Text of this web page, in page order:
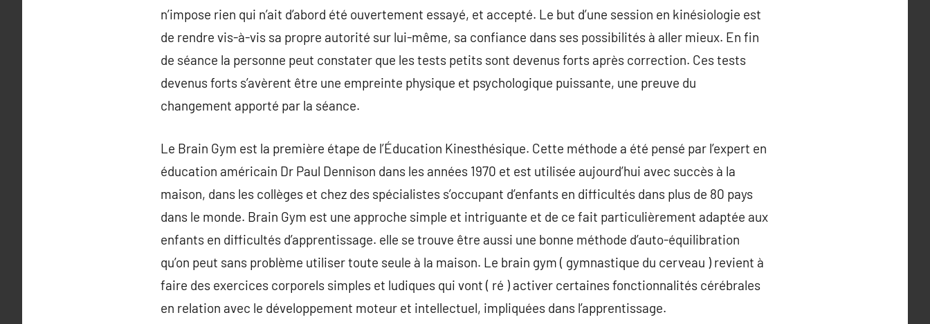
n’impose rien qui n’ait d’abord été ouvertement essayé, et accepté. Le but d’une session en kinésiologie est
de rendre vis-à-vis sa propre autorité sur lui-même, sa confiance dans ses possibilités à aller mieux. En fin
de séance la personne peut constater que les tests petits sont devenus forts après correction. Ces tests
devenus forts s’avèrent être une empreinte physique et psychologique puissante, une preuve du
changement apporté par la séance.
Le Brain Gym est la première étape de l’Éducation Kinesthésique. Cette méthode a été pensé par l’expert en
éducation américain Dr Paul Dennison dans les années 1970 et est utilisée aujourd’hui avec succès à la
maison, dans les collèges et chez des spécialistes s’occupant d’enfants en difficultés dans plus de 80 pays
dans le monde. Brain Gym est une approche simple et intriguante et de ce fait particulièrement adaptée aux
enfants en difficultés d’apprentissage. elle se trouve être aussi une bonne méthode d’auto-équilibration
qu’on peut sans problème utiliser toute seule à la maison. Le brain gym ( gymnastique du cerveau ) revient à
faire des exercices corporels simples et ludiques qui vont ( ré ) activer certaines fonctionnalités cérébrales
en relation avec le développement moteur et intellectuel, impliquées dans l’apprentissage.